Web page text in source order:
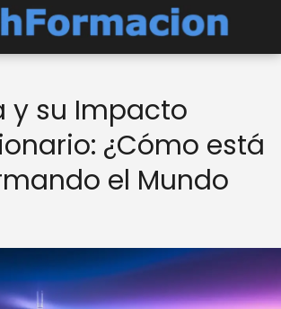
y su Impacto
¿Cómo está
el Mundo